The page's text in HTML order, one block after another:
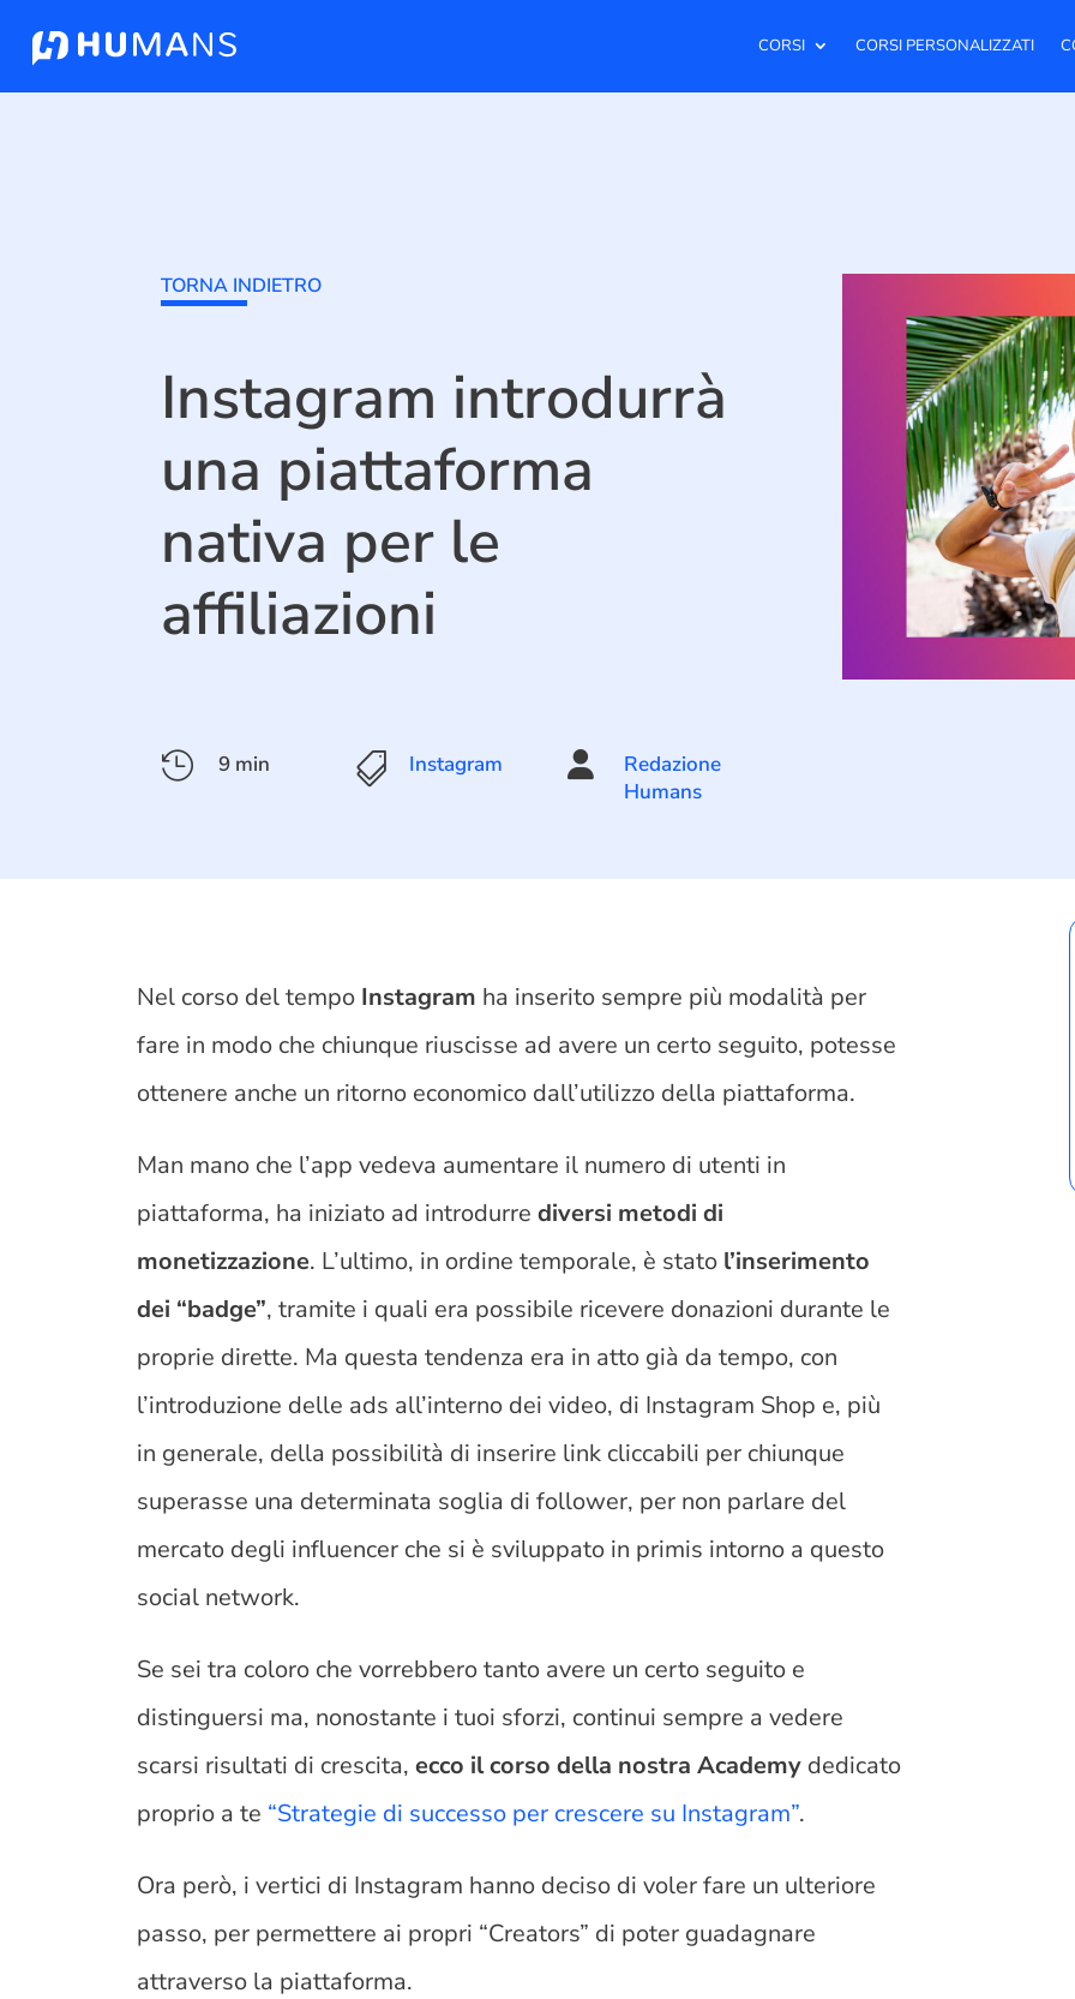
CORSI CORSI PERSONALIZZATI
TORNA INDIETRO
Instagram introdurrà
una piattaforma
nativa per le
affiliazioni
 9 min  Instagram 
Redazione
Humans
Nel corso del tempo Instagram ha inserito sempre più modalità per
fare in modo che chiunque riuscisse ad avere un certo seguito, potesse
ottenere anche un ritorno economico dall’utilizzo della piattaforma.
Man mano che l’app vedeva aumentare il numero di utenti in
piattaforma, ha iniziato ad introdurrediversi metodi di
monetizzazione. L’ultimo, in ordine temporale, è stato l’inserimento
dei “badge”, tramite i quali era possibile ricevere donazioni durante le
proprie dirette. Ma questa tendenza era in atto già da tempo, con
l’introduzione delle ads all’interno dei video, di Instagram Shop e, più
in generale, della possibilità di inserire link cliccabili per chiunque
superasse una determinata soglia di follower, per non parlare del
mercato degli influencer che si è sviluppato in primis intorno a questo
social network.
Se sei tra coloro che vorrebbero tanto avere un certo seguito e
distinguersi ma, nonostante i tuoi sforzi, continui sempre a vedere
scarsi risultati di crescita,ecco il corso della nostra Academy dedicato
proprio a te “Strategie di successo per crescere su Instagram”.
Ora però, i vertici di Instagram hanno deciso di voler fare un ulteriore
passo, per permettere ai propri “Creators” di poter guadagnare
attraverso la piattaforma.